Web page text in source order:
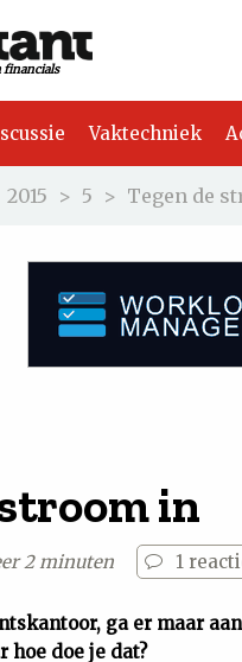
financials
Vaktechniek
2015 > 5 > Tegen de
in
2 minuten 1
ga er maar
doe je dat?